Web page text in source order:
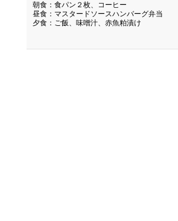
朝食：食パン２枚、コーヒー
昼食：マスタードソースハンバーグ弁当
夕食：ご飯、味噌汁、赤魚粕漬け